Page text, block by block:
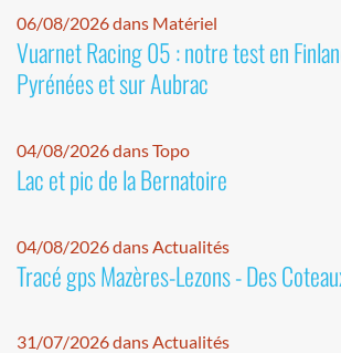
06/08/2026 dans Matériel
Vuarnet Racing 05 : notre test en
Pyrénées et sur Aubrac
04/08/2026 dans Topo
Lac et pic de la Bernatoire
04/08/2026 dans Actualités
Tracé gps Mazères-Lezons - Des
31/07/2026 dans Actualités